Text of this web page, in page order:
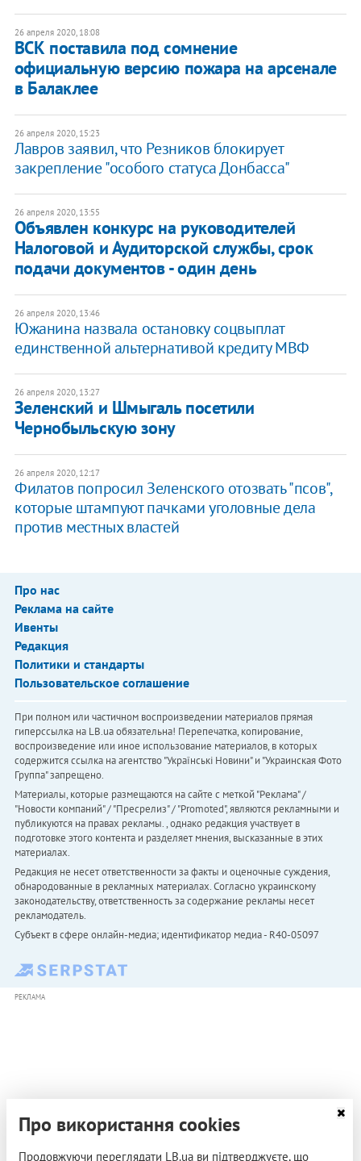
26 апреля 2020, 18:08
ВСК поставила под сомнение
официальную версию пожара на арсенале
в Балаклее
26 апреля 2020, 15:23
Лавров заявил, что Резников блокирует
закрепление "особого статуса Донбасса"
26 апреля 2020, 13:55
Объявлен конкурс на руководителей
Налоговой и Аудиторской службы, срок
подачи документов - один день
26 апреля 2020, 13:46
​Южанина назвала остановку соцвыплат
единственной альтернативой кредиту МВФ
26 апреля 2020, 13:27
Зеленский и Шмыгаль посетили
Чернобыльскую зону
26 апреля 2020, 12:17
Филатов попросил Зеленского отозвать "псов",
которые штампуют пачками уголовные дела
против местных властей
Про нас
Реклама на сайте
Ивенты
Редакция
Политики и стандарты
Пользовательское соглашение
При полном или частичном воспроизведении материалов прямая
гиперссылка на LB.ua обязательна! Перепечатка, копирование,
воспроизведение или иное использование материалов, в которых
содержится ссылка на агентство "Українськi Новини" и "Украинская Фото
Группа" запрещено.
Материалы, которые размещаются на сайте с меткой "Реклама" /
"Новости компаний" / "Пресрелиз" / "Promoted", являются рекламными и
публикуются на правах рекламы. , однако редакция участвует в
подготовке этого контента и разделяет мнения, высказанные в этих
материалах.
Редакция не несет ответственности за факты и оценочные суждения,
обнародованные в рекламных материалах. Согласно украинскому
законодательству, ответственность за содержание рекламы несет
рекламодатель.
Субъект в сфере онлайн-медиа; идентификатор медиа - R40-05097
РЕКЛАМА
Про використання cookies
Продовжуючи переглядати LB.ua ви підтверджуєте, що